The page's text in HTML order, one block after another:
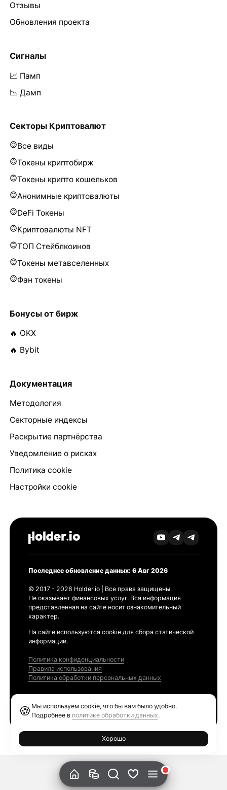
Отзывы
Обновления проекта
Сигналы
📈 Памп
📉 Дамп
Секторы Криптовалют
Все виды
Токены криптобирж
Токены крипто кошельков
Анонимные криптовалюты
DeFi Токены
Криптовалюты NFT
ТОП Стейблкоинов
Токены метавселенных
Фан токены
Бонусы от бирж
🔥 OKX
🔥 Bybit
Документация
Методология
Секторные индексы
Раскрытие партнёрства
Уведомление о рисках
Политика cookie
Настройки cookie
Последнее обновление данных: 6 Авг 2026
© 2017 - 2026 Holder.io | Все права защищены.
Не оказывает финансовых услуг. Вся информация
представленная на сайте носит ознакомительный
характер.
На сайте используются cookie для сбора статической
информации.
Политика конфиденциальности
Правила использования
Политика обработки персональных данных
🍪 Мы используем cookie, что бы вам было удобно.
Подробнее в политике обработки данных.
Хорошо
Ethereum GAS Tracker